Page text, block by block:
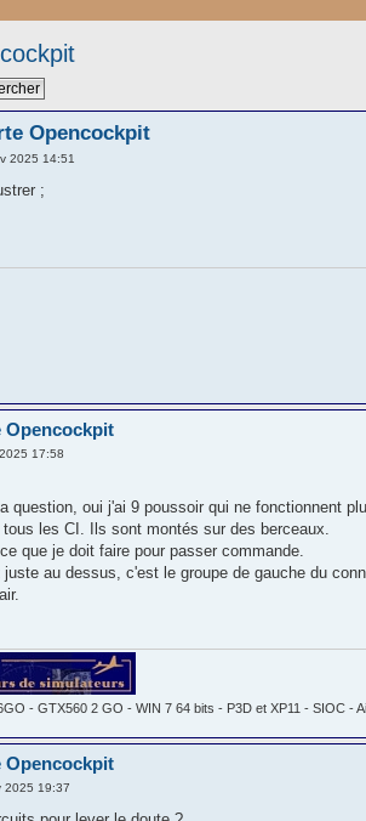
Opencockpit
2025 14:51
;
Opencockpit
17:58
question, oui j'ai 9 poussoir qui ne fonctionnent
les CI. Ils sont montés sur des berceaux.
que je doit faire pour passer commande.
au dessus, c'est le groupe de gauche du
- GTX560 2 GO - WIN 7 64 bits - P3D et XP11 - SIOC -
Opencockpit
2025 19:37